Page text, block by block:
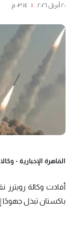
٢٠ أبريل ٢٠٢٦ | ٠٣:١٤ م
القاهرة الإخبارية -
أفادت وكالة رويترز
باكستان تبذل جهودًا